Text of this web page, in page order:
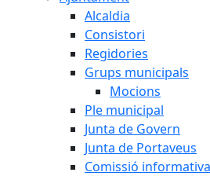
Alcaldia
Consistori
Regidories
Grups municipals
Mocions
Ple municipal
Junta de Govern
Junta de Portaveus
Comissió informativa